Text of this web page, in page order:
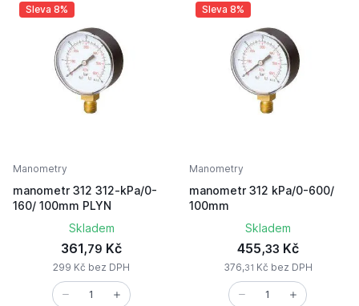
Sleva 8%
Manometry
manometr 312 312-kPa/0-
160/ 100mm PLYN
Skladem
361,79 Kč
299 Kč bez DPH
Sleva 8%
Manometry
manometr 312 kPa/0-600/
100mm
Skladem
455,33 Kč
376,31 Kč bez DPH